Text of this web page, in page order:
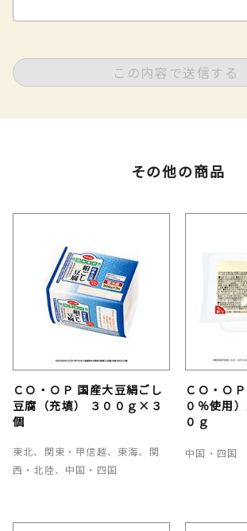
この内容で送信する
その他の商品
ＣＯ・ＯＰ 国産大豆絹ごし
豆腐（充填） ３００ｇ×３
個
東北、関東・甲信越、東海、関
西・北陸、中国・四国
ＣＯ・Ｏ
０％使用
０ｇ
中国・四国